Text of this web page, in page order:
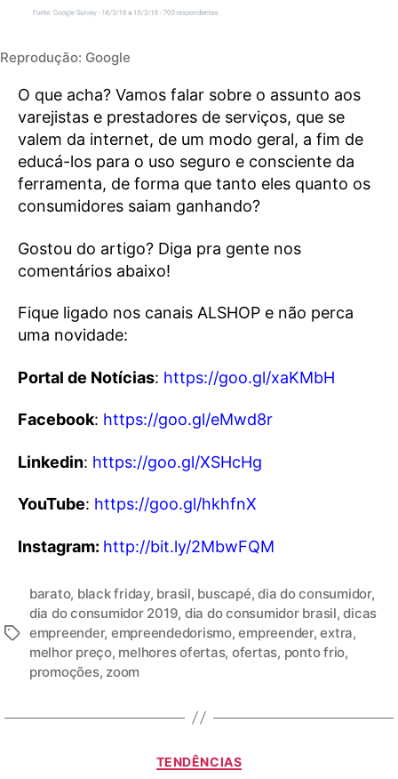
Reprodução: Google
O que acha? Vamos falar sobre o assunto aos
varejistas e prestadores de serviços, que se
valem da internet, de um modo geral, a fim de
educá-los para o uso seguro e consciente da
ferramenta, de forma que tanto eles quanto os
consumidores saiam ganhando?
Gostou do artigo? Diga pra gente nos
comentários abaixo!
Fique ligado nos canais ALSHOP e não perca
uma novidade:
Portal de Notícias: https://goo.gl/xaKMbH
Facebook: https://goo.gl/eMwd8r
Linkedin: https://goo.gl/XSHcHg
YouTube: https://goo.gl/hkhfnX
Instagram: http://bit.ly/2MbwFQM
barato, black friday, brasil, buscapé,dia do consumidor,
dia do consumidor 2019, dia do consumidor brasil,dicas
empreender, empreendedorismo,empreender,extra,
melhor preço, melhores ofertas, ofertas, ponto frio,
promoções, zoom
TENDÊNCIAS